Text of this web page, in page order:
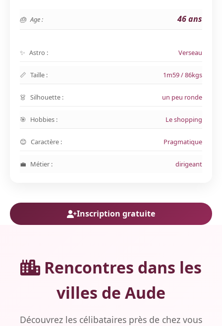
Age : 46 ans
Astro : Verseau
Taille : 1m59 / 86kgs
Silhouette : un peu ronde
Hobbies : Le shopping
Caractère : Pragmatique
Métier : dirigeant
Inscription gratuite
Rencontres dans les
villes de Aude
Découvrez les célibataires près de chez vous